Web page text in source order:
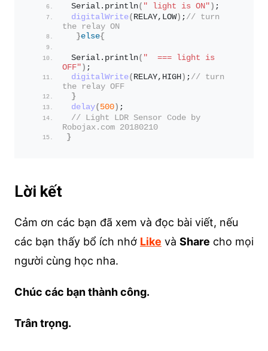
Serial. println( " light is ON" ) ;
digitalWrite( RELAY,LOW) ; // turn
the relay ON
}else{
Serial. println( "  === light is
OFF" ) ;
digitalWrite( RELAY,HIGH) ; // turn
the relay OFF
}
delay( 500) ;
// Light LDR Sensor Code by
Robojax.com 20180210
}
Lời kết
Cảm ơn các bạn đã xem và đọc bài viết, nếu
các bạn thấy bổ ích nhớ Like và Share cho mọi
người cùng học nha.
Chúc các bạn thành công.
Trân trọng.